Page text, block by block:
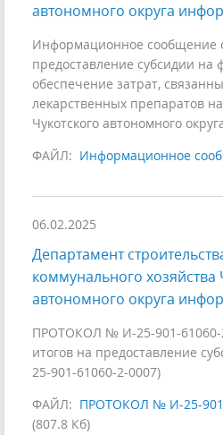
автономного округа
Информационное сообщение
предоставление субсидии на
обеспечение затрат,
лекарственных препаратов
Чукотского автономного
ФАЙЛ: Информационное
06.02.2025
Департамент
коммунального хозяйства
автономного округа
ПРОТОКОЛ № И-25-901-61060-
итогов на предоставление
25-901-61060-2-0007)
ФАЙЛ: ПРОТОКОЛ № И-25-
(807.8 Кб)